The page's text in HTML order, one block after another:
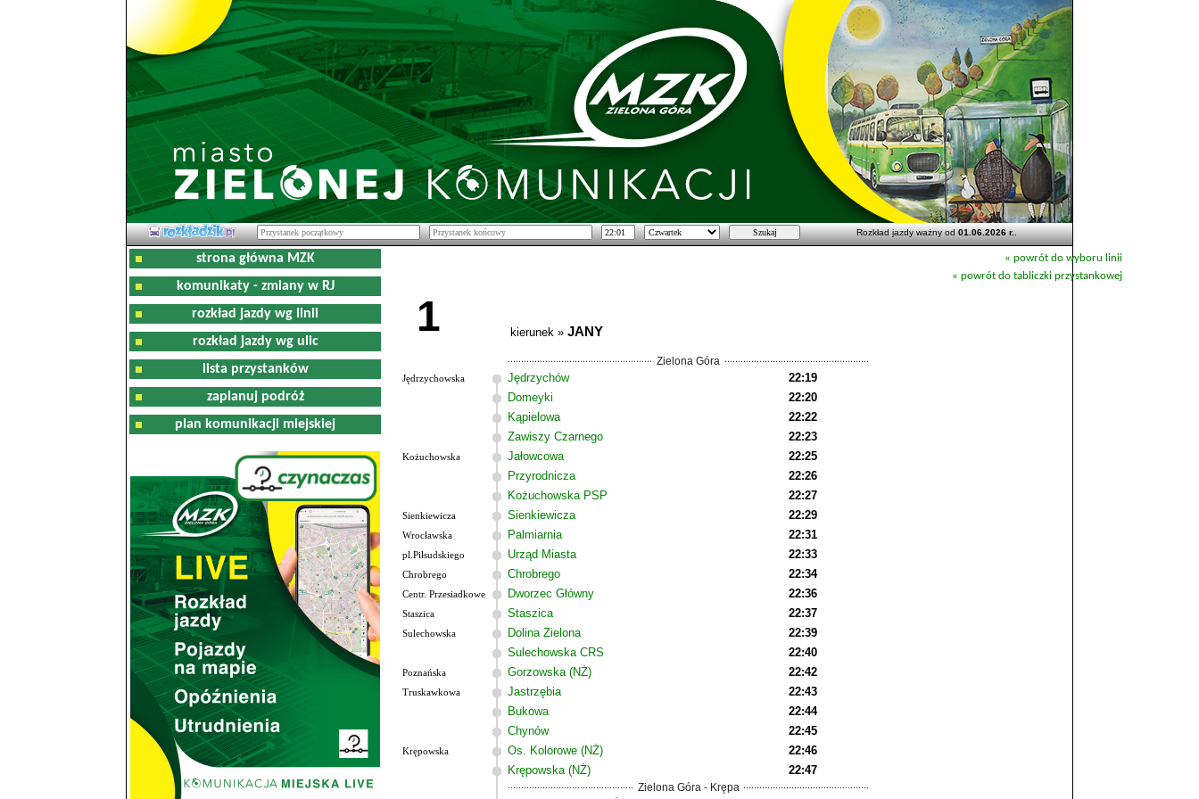
Rozkład jazdy ważny od01.06.2026 r..
strona główna MZK
komunikaty - zmiany w RJ
rozkład jazdy wg linii
rozkład jazdy wg ulic
lista przystanków
zaplanuj podróż
plan komunikacji miejskiej
« powrót do wyboru linii
« powrót do tabliczki przystankowej
1 kierunek » JANY
Zielona Góra
Jędrzychowska Jędrzychów
22:19
Domeyki
22:20
Kąpielowa
22:22
Zawiszy Czarnego
22:23
Kożuchowska Jałowcowa
22:25
Przyrodnicza
22:26
Kożuchowska PSP
22:27
Sienkiewicza Sienkiewicza 22:29
Wrocławska Palmiarnia 22:31
pl.Piłsudskiego Urząd Miasta 22:33
Chrobrego Chrobrego 22:34
Centr. Przesiadkowe Dworzec Główny 22:36
Staszica Staszica 22:37
Sulechowska Dolina Zielona
22:39
Sulechowska CRS
22:40
Poznańska Gorzowska (NŻ) 22:42
Truskawkowa Jastrzębia
22:43
Bukowa
22:44
Chynów
22:45
Krępowska Os. Kolorowe (NŻ)
22:46
Krępowska (NŻ)
22:47
Zielona Góra - Krępa